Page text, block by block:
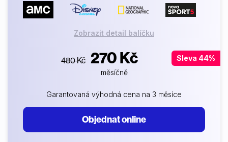
Zobrazit detail balíčku
480 Kč 270 Kč
Sleva 44%
měsíčně
Garantovaná výhodná cena na 3 měsíce
Objednat online